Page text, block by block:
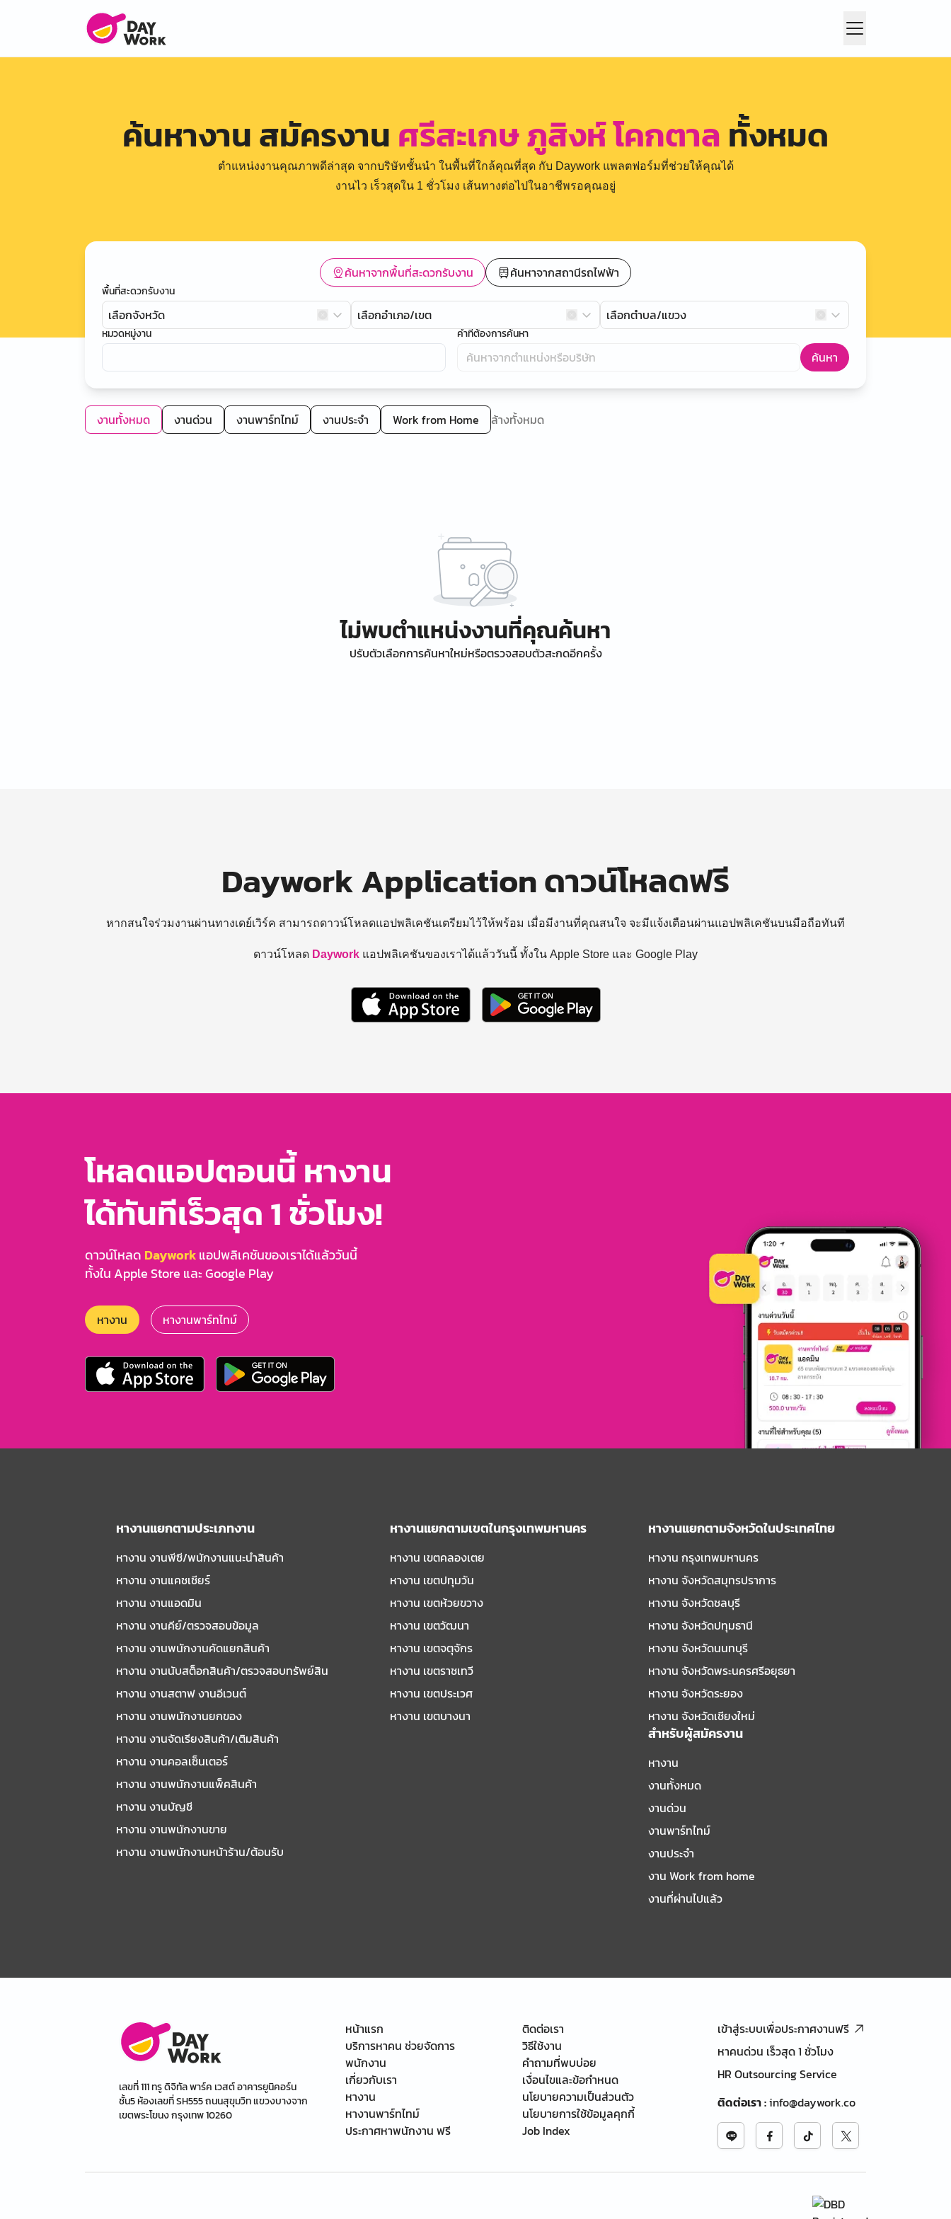
ค้นหางาน สมัครงาน ศรีสะเกษ ภูสิงห์ โคกตาล ทั้งหมด
ตำแหน่งงานคุณภาพดีล่าสุด จากบริษัทชั้นนำ ในพื้นที่ใกล้คุณที่สุด กับ Daywork แพลตฟอร์มที่ช่วยให้คุณได้
งานไว เร็วสุดใน 1 ชั่วโมง เส้นทางต่อไปในอาชีพรอคุณอยู่
ค้นหาจากพื้นที่สะดวกรับงาน ค้นหาจากสถานีรถไฟฟ้า
พื้นที่สะดวกรับงาน
เลือกจังหวัด เลือกอำเภอ/เขต เลือกตำบล/แขวง
หมวดหมู่งาน คำที่ต้องการค้นหา
ค้นหา
งานทั้งหมด งานด่วน งานพาร์ทไทม์ งานประจำ Work from Home ล้างทั้งหมด
ไม่พบตำแหน่งงานที่คุณค้นหา
ปรับตัวเลือกการค้นหาใหม่หรือตรวจสอบตัวสะกดอีกครั้ง
Daywork Application ดาวน์โหลดฟรี
หากสนใจร่วมงานผ่านทางเดย์เวิร์ค สามารถดาวน์โหลดแอปพลิเคชันเตรียมไว้ให้พร้อม เมื่อมีงานที่คุณสนใจ จะมีแจ้งเตือนผ่านแอปพลิเคชันบนมือถือทันที
ดาวน์โหลด Daywork แอปพลิเคชันของเราได้แล้ววันนี้ ทั้งใน Apple Store และ Google Play
โหลดแอปตอนนี้ หางาน
ได้ทันทีเร็วสุด 1 ชั่วโมง!
ดาวน์โหลด Dayworkแอปพลิเคชันของเราได้แล้ววันนี้
ทั้งใน Apple Store และ Google Play
หางาน หางานพาร์ทไทม์
หางานแยกตามประเภทงาน
หางาน งานพีซี/พนักงานแนะนําสินค้า
หางาน งานแคชเชียร์
หางาน งานแอดมิน
หางาน งานคีย์/ตรวจสอบข้อมูล
หางาน งานพนักงานคัดแยกสินค้า
หางาน งานนับสต็อกสินค้า/ตรวจสอบทรัพย์สิน
หางาน งานสตาฟ งานอีเวนต์
หางาน งานพนักงานยกของ
หางาน งานจัดเรียงสินค้า/เติมสินค้า
หางาน งานคอลเซ็นเตอร์
หางาน งานพนักงานแพ็คสินค้า
หางาน งานบัญชี
หางาน งานพนักงานขาย
หางาน งานพนักงานหน้าร้าน/ต้อนรับ
หางานแยกตามเขตในกรุงเทพมหานคร
หางาน เขตคลองเตย
หางาน เขตปทุมวัน
หางาน เขตห้วยขวาง
หางาน เขตวัฒนา
หางาน เขตจตุจักร
หางาน เขตราชเทวี
หางาน เขตประเวศ
หางาน เขตบางนา
หางานแยกตามจังหวัดในประเทศไทย
หางาน กรุงเทพมหานคร
หางาน จังหวัดสมุทรปราการ
หางาน จังหวัดชลบุรี
หางาน จังหวัดปทุมธานี
หางาน จังหวัดนนทบุรี
หางาน จังหวัดพระนครศรีอยุธยา
หางาน จังหวัดระยอง
หางาน จังหวัดเชียงใหม่
สำหรับผู้สมัครงาน
หางาน
งานทั้งหมด
งานด่วน
งานพาร์ทไทม์
งานประจำ
งาน Work from home
งานที่ผ่านไปแล้ว
เลขที่ 111 ทรู ดิจิทัล พาร์ค เวสต์ อาคารยูนิคอร์น
ชั้น5 ห้องเลขที่ SH555 ถนนสุขุมวิท แขวงบางจาก
เขตพระโขนง กรุงเทพ 10260
หน้าแรก
บริการหาคน ช่วยจัดการ
พนักงาน
เกี่ยวกับเรา
หางาน
หางานพาร์ทไทม์
ประกาศหาพนักงาน ฟรี
ติดต่อเรา
วิธีใช้งาน
คำถามที่พบบ่อย
เงื่อนไขและข้อกำหนด
นโยบายความเป็นส่วนตัว
นโยบายการใช้ข้อมูลคุกกี้
Job Index
เข้าสู่ระบบเพื่อประกาศงานฟรี
หาคนด่วน เร็วสุด 1 ชั่วโมง
HR Outsourcing Service
ติดต่อเรา:info@daywork.co